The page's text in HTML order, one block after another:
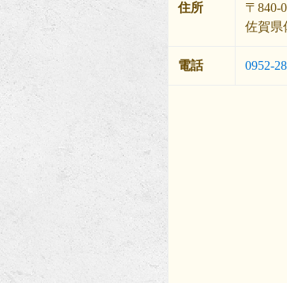
住所
〒840-
佐賀県
電話 0952-